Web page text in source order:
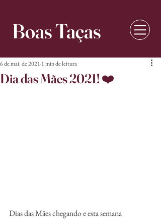
Boas Taças
Dia das Mães 2021! ❤️
6 de mai. de 2021 1 min de leitura
Dias das Mães chegando e esta semana